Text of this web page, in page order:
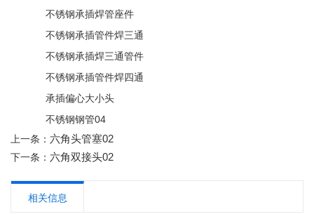
不锈钢承插焊管座件
不锈钢承插管件焊三通
不锈钢承插焊三通管件
不锈钢承插管件焊四通
承插偏心大小头
不锈钢钢管04
上一条： 六角头管塞02
下一条： 六角双接头02
相关信息